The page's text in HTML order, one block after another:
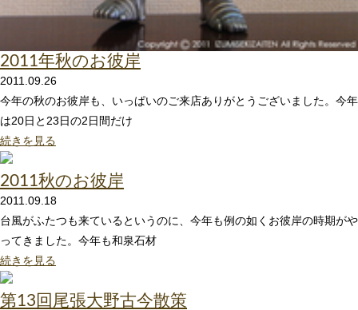
2011年秋のお彼岸
2011.09.26
今年の秋のお彼岸も、いっぱいのご来店ありがとうございました。今年
は20日と23日の2日間だけ
続きを見る
2011秋のお彼岸
2011.09.18
台風がふたつも来ているというのに、今年も例の如くお彼岸の時期がや
ってきました。今年も和泉石材
続きを見る
第13回尾張大野古今散策